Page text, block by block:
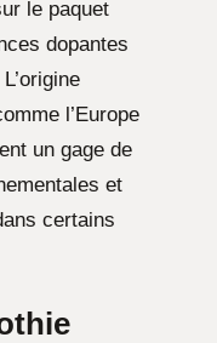
le paquet
dopantes
l’Europe
un gage de
et
certains